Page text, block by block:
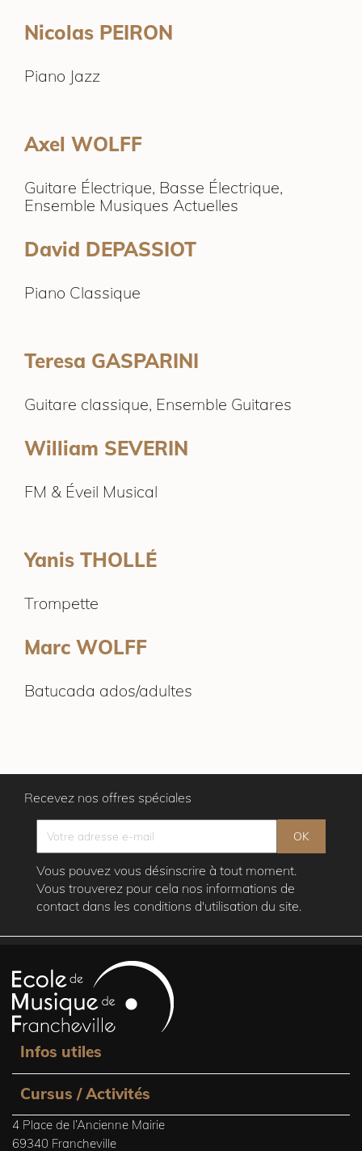
Nicolas PEIRON
Piano Jazz
Axel WOLFF
Guitare Électrique, Basse Électrique,
Ensemble Musiques Actuelles
David DEPASSIOT
Piano Classique
Teresa GASPARINI
Guitare classique, Ensemble Guitares
William SEVERIN
FM & Éveil Musical
Yanis THOLLÉ
Trompette
Marc WOLFF
Batucada ados/adultes
Recevez nos offres spéciales
Vous pouvez vous désinscrire à tout moment.
Vous trouverez pour cela nos informations de
contact dans les conditions d'utilisation du site.
Infos utiles
Cursus / Activités
4 Place de l’Ancienne Mairie
69340 Francheville